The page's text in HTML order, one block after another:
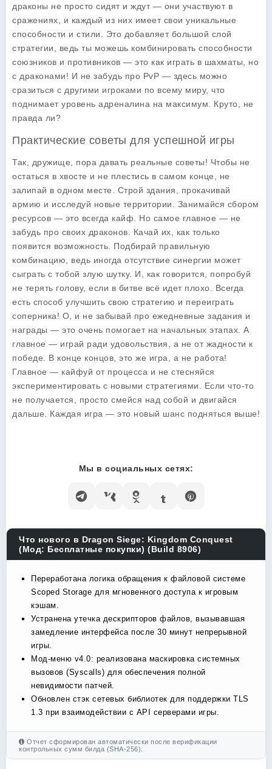
драконы не просто сидят и ждут — они участвуют в
сражениях, и каждый из них имеет свои уникальные
способности и стили. Это добавляет большой слой
стратегии, ведь ты можешь комбинировать способности
союзников и противников — это как играть в шахматы, но
с драконами! И не забудь про PvP — здесь можно
сразиться с другими игроками по всему миру, что
поднимает уровень адреналина на максимум. Круто, не
правда ли?
Практические советы для успешной игры
Так, дружище, пора давать реальные советы! Чтобы не
остаться в хвосте и не плестись в самом конце, не
залипай в одном месте. Строй здания, прокачивай
армию и исследуй новые территории. Занимайся сбором
ресурсов — это всегда кайф. Но самое главное — не
забудь про своих драконов. Качай их, как только
появится возможность. Подбирай правильную
комбинацию, ведь иногда отсутствие синергии может
сыграть с тобой злую шутку. И, как говорится, попробуй
не терять голову, если в битве всё идет плохо. Всегда
есть способ улучшить свою стратегию и переиграть
соперника! О, и не забывай про ежедневные задания и
награды — это очень помогает на начальных этапах. А
главное — играй ради удовольствия, а не от жадности к
победе. В конце концов, это же игра, а не работа!
Главное — кайфуй от процесса и не стесняйся
экспериментировать с новыми стратегиями. Если что-то
не получается, просто смейся над собой и двигайся
дальше. Каждая игра — это новый шанс подняться выше!
Мы в социальных сетях:
Что нового в Dragon Siege: Kingdom Conquest
(Мод: Бесплатные покупки) (Build 8906)
Переработана логика обращения к файловой системе
Scoped Storage для мгновенного доступа к игровым
кэшам.
Устранена утечка дескрипторов файлов, вызывавшая
замедление интерфейса после 30 минут непрерывной
игры.
Мод-меню v4.0: реализована маскировка системных
вызовов (Syscalls) для обеспечения полной
невидимости патчей.
Обновлен стэк сетевых библиотек для поддержки TLS
1.3 при взаимодействии с API серверами игры.
Отчет сформирован автоматически после верификации
контрольных сумм билда (SHA-256).